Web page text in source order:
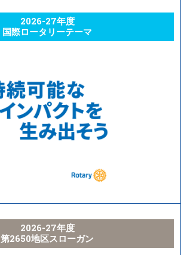
2026-27年度
国際ロータリーテーマ
2026-27年度
第2650地区スローガン